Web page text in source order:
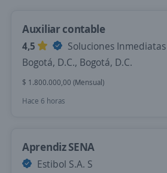
Auxiliar contable
4,5
Soluciones Inmediatas
Bogotá, D.C., Bogotá, D.C.
$ 1.800.000,00 (Mensual)
Hace 6 horas
Aprendiz SENA
Estibol S.A. S